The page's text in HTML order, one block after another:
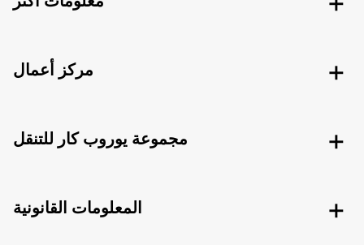
مركز أعمال
مجموعة يوروب كار للتنقل
المعلومات القانونية